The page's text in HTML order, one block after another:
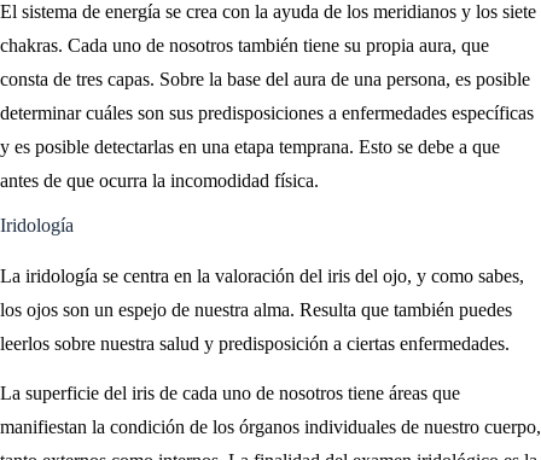
El sistema de energía se crea con la ayuda de los meridianos y los siete
chakras. Cada uno de nosotros también tiene su propia aura, que
consta de tres capas. Sobre la base del aura de una persona, es posible
determinar cuáles son sus predisposiciones a enfermedades específicas
y es posible detectarlas en una etapa temprana. Esto se debe a que
antes de que ocurra la incomodidad física.
Iridología
La iridología se centra en la valoración del iris del ojo, y como sabes,
los ojos son un espejo de nuestra alma. Resulta que también puedes
leerlos sobre nuestra salud y predisposición a ciertas enfermedades.
La superficie del iris de cada uno de nosotros tiene áreas que
manifiestan la condición de los órganos individuales de nuestro cuerpo,